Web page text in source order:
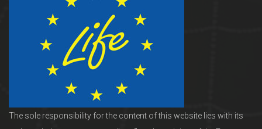
The sole responsibility for the content of this website lies with its